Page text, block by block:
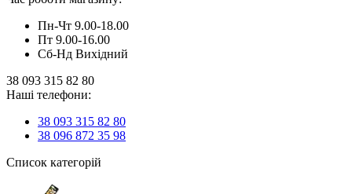
Пн-Чт 9.00-18.00
Пт 9.00-16.00
Сб-Нд Вихідний
38 093 315 82 80
Наші телефони:
38 093 315 82 80
38 096 872 35 98
Список категорій